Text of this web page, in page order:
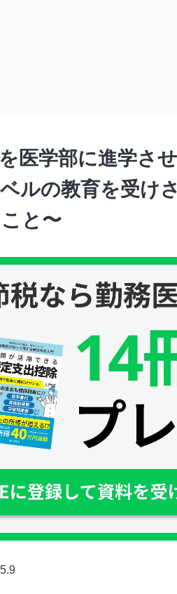
医学部に進学さ
ルの教育を受け
と〜